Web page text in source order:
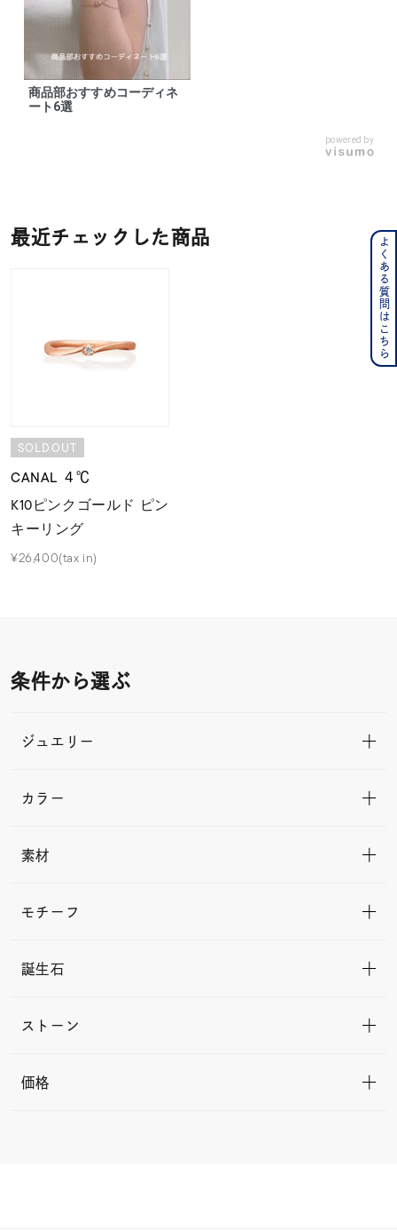
商品部おすすめコーディネ
ート6選
powered by
最近チェックした商品
SOLDOUT
CANAL ４℃
K10ピンクゴールド ピン
キーリング
¥26,400(tax in)
条件から選ぶ
ジュエリー
カラー
素材
モチーフ
誕生石
ストーン
価格
よくある質問はこちら